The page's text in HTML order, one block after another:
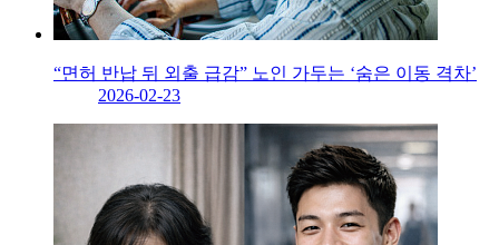
“면허 반납 뒤 외출 급감” 노인 가두는 ‘숨은 이동 격차’
2026-02-23